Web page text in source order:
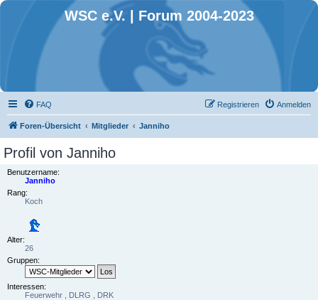
WSC e.V. | Forum 2004-2023
FAQ Anmelden
Registrieren
Foren-Übersicht Mitglieder Janniho
Profil von Janniho
Benutzername:
Janniho
Rang:
Koch
Alter:
26
Gruppen:
Interessen:
Feuerwehr , DLRG , DRK